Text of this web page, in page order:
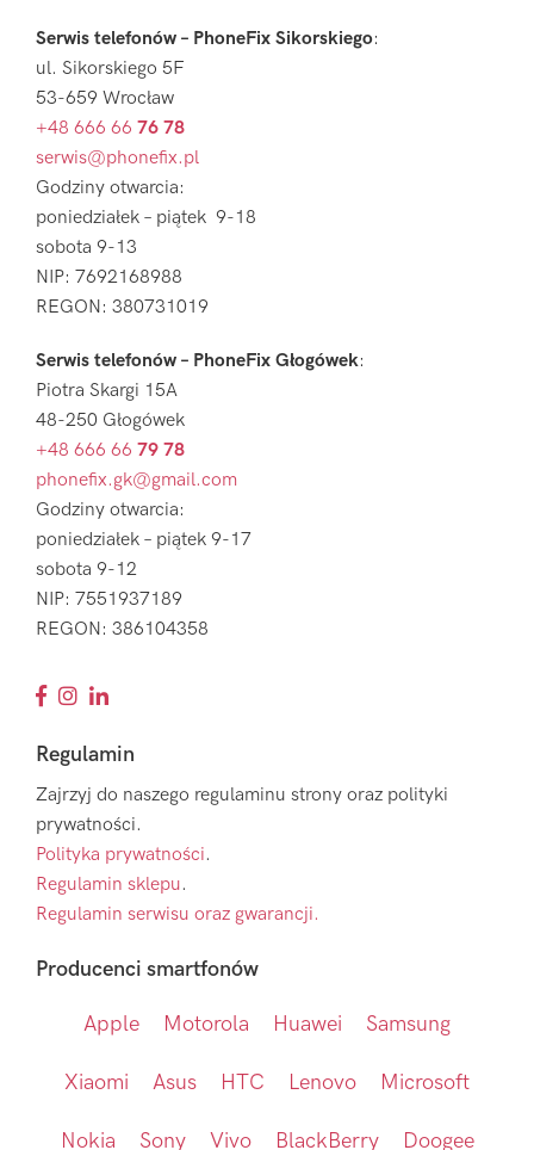
Serwis telefonów – PhoneFix Sikorskiego:
ul. Sikorskiego 5F
53-659 Wrocław
+48 666 66 76 78
serwis@phonefix.pl
Godziny otwarcia:
poniedziałek – piątek 9-18
sobota 9-13
NIP: 7692168988
REGON: 380731019
Serwis telefonów – PhoneFix Głogówek:
Piotra Skargi 15A
48-250 Głogówek
+48 666 66 79 78
phonefix.gk@gmail.com
Godziny otwarcia:
poniedziałek – piątek 9-17
sobota 9-12
NIP: 7551937189
REGON: 386104358
Regulamin
Zajrzyj do naszego regulaminu strony oraz polityki
prywatności.
Polityka prywatności.
Regulamin sklepu.
Regulamin serwisu oraz gwarancji.
Producenci smartfonów
Apple Motorola Huawei Samsung
Xiaomi Asus HTC Lenovo Microsoft
Nokia Sony Vivo BlackBerry Doogee